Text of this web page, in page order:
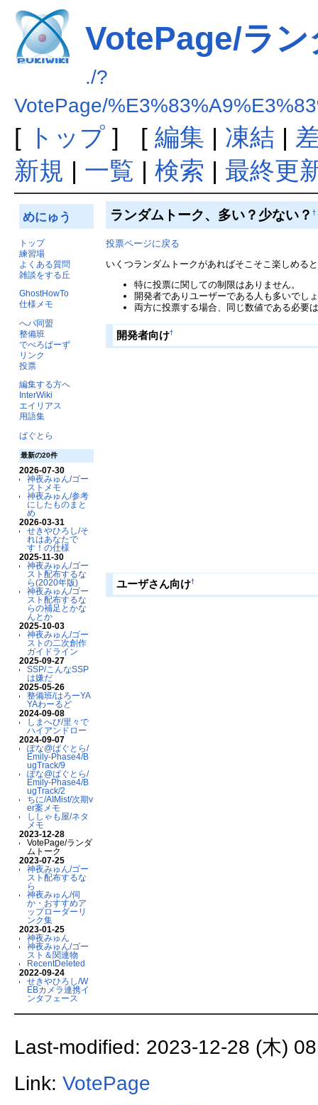
VotePage/ラ
./?
VotePage/
[ トップ] [ 編集 | 凍結 |
新規 | 一覧 | 検索 | 最終更
めにゅう
トップ
練習場
よくある質問
雑談をする丘
GhostHowTo
仕様メモ
へパ同盟
整備班
でべろぱーず
リンク
投票
編集する方へ
InterWiki
エイリアス
用語集
ばぐとら
最新の20件
2026-07-30
神夜みゅん/ゴー
ストメモ
神夜みゅん/参考
にしたものまと
め
2026-03-31
せきやひろし/そ
れはあなたで
す！の仕様
2025-11-30
神夜みゅん/ゴー
スト配布するな
ら(2020年版)
神夜みゅん/ゴー
スト配布するな
らの補足とかな
んとか
2025-10-03
神夜みゅん/ゴー
ストの二次創作
ガイドライン
2025-09-27
SSP/こんなSSP
は嫌だ
2025-05-26
整備班/はろーYA
YAわーるど
2024-09-08
しまへび/里々で
ハイアンドロー
2024-09-07
ぽな@ばぐとら/
Emily-Phase4/B
ugTrack/9
ぽな@ばぐとら/
Emily-Phase4/B
ugTrack/2
ちに/AIMist/次期v
er案メモ
ししゃも屋/ネタ
メモ
2023-12-28
VotePage/ランダ
ムトーク
2023-07-25
神夜みゅん/ゴー
スト配布するな
ら
神夜みゅん/伺
か・おすすめア
ップローダーリ
ンク集
2023-01-25
神夜みゅん
神夜みゅん/ゴー
スト＆関連物
RecentDeleted
2022-09-24
せきやひろし/W
EBカメラ連携イ
ンタフェース
ランダムトーク、多い？少ない？ †
投票ページに戻る
いくつランダムトークがあればそこそこ楽しめる
特に投票に関しての制限はありません。
開発者でありユーザーである人も多いでし
両方に投票する場合、同じ数値である必要
開発者向け†
ユーザさん向け†
Last-modified: 2023-12-28 (木)
Link: VotePage